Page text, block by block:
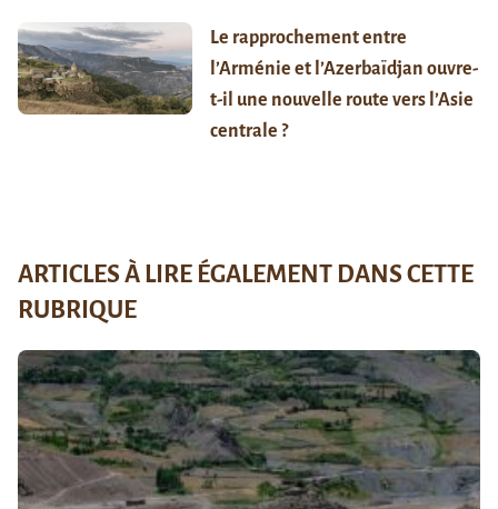
Le rapprochement entre
l’Arménie et l’Azerbaïdjan ouvre-
t-il une nouvelle route vers l’Asie
centrale ?
ARTICLES À LIRE ÉGALEMENT DANS CETTE
RUBRIQUE